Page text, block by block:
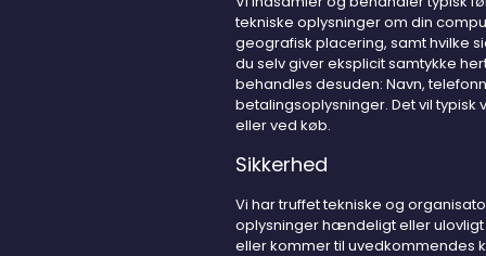
tekniske oplysninger om din
geografisk placering, samt hvilke
du selv giver eksplicit samtykke
behandles desuden: Navn,
betalingsoplysninger. Det vil
eller ved køb.
Sikkerhed
Vi har truffet tekniske og
oplysninger hændeligt eller
eller kommer til uvedkommendes